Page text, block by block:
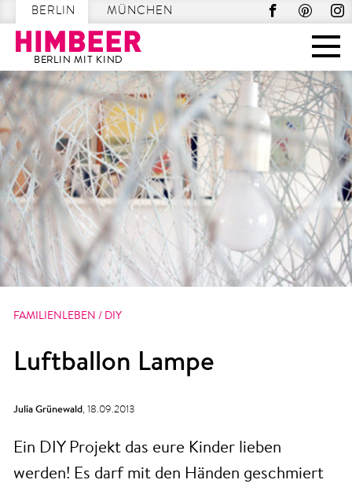
Skip
to
content
BERLIN MÜNCHEN
BERLIN MIT KIND
FAMILIENLEBEN / DIY
Luftballon Lampe
Julia Grünewald, 18.09.2013
Ein DIY Projekt das eure Kinder lieben
werden! Es darf mit den Händen geschmiert